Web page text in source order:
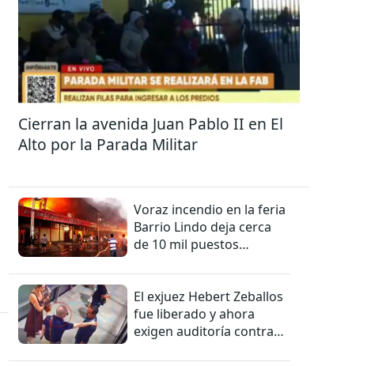
Cierran la avenida Juan Pablo II en El
Alto por la Parada Militar
Voraz incendio en la feria
Barrio Lindo deja cerca
de 10 mil puestos
El exjuez Hebert Zeballos
fue liberado y ahora
exigen auditoría contra